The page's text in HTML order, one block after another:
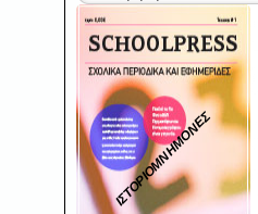
ΙΣΤΟΡΙΟΜΝΗΜΟΝΕΣ